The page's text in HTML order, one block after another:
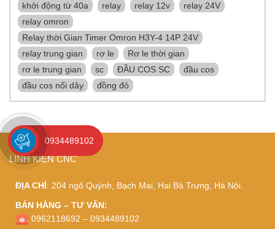
khởi động từ 40a
relay relay 12v
relay 24V
relay omron
Relay thời Gian Timer Omron H3Y-4 14P 24V
relay trung gian
rơ le
Rơ le thời gian
rơ le trung gian
sc ĐẦU COS SC
đầu cos
đầu cos nối dây
đồng đỏ
LINH KIỆN CNC
ĐỊA CHỈ: 204 ngõ Quỳnh, Bạch Mai, Hai Bà Trưng, Hà Nội.
BÁN HÀNG – TƯ VẤN:
0962118692 – 0934489102
0934489102